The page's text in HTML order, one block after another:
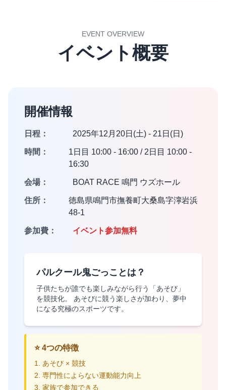
EVENT OVERVIEW
イベント概要
開催情報
日程： 2025年12月20日(土) - 21日(日)
時間：
1日目 10:00 - 16:00 / 2日目 10:00 -
16:30
会場： BOAT RACE 鳴門 ウズホール
住所：
徳島県鳴門市撫養町大桑島字濘岩浜
48-1
参加費： イベント参加無料
パルクール鬼ごっことは？
子供たちが誰でも楽しみながら行う「あそび」
を競技化。 あそびに競う楽しさが加わり、夢中
になる究極のスポーツです。
⭐ 4つの特徴
1. あそび × 競技
2. 専門性によらない運動能力向上
3. 家族で参加できる